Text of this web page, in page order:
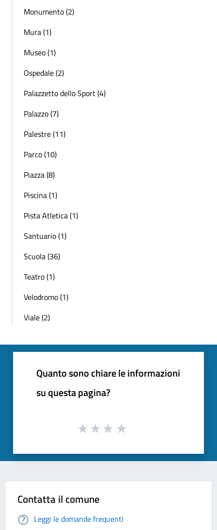
Monumento (2)
Mura (1)
Museo (1)
Ospedale (2)
Palazzetto dello Sport (4)
Palazzo (7)
Palestre (11)
Parco (10)
Piazza (8)
Piscina (1)
Pista Atletica (1)
Santuario (1)
Scuola (36)
Teatro (1)
Velodromo (1)
Viale (2)
Quanto sono chiare le informazioni
su questa pagina?
Contatta il comune
Leggi le domande frequenti